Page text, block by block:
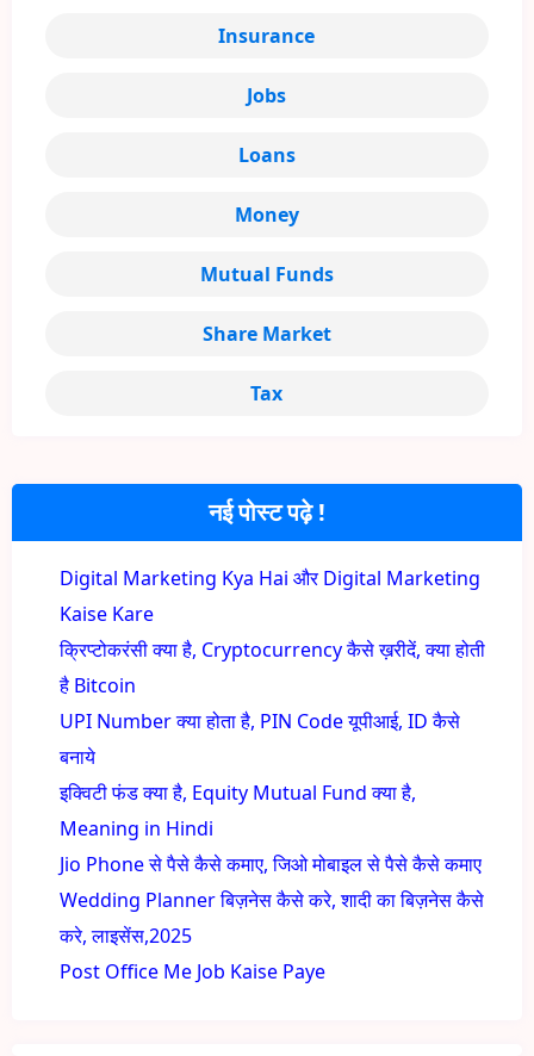
नई पोस्ट पढ़े !
Digital Marketing Kya Hai और Digital Marketing
Kaise Kare
क्रिप्टोकरंसी क्या है, Cryptocurrency कैसे ख़रीदें, क्या होती
है Bitcoin
UPI Number क्या होता है, PIN Code यूपीआई, ID कैसे
बनाये
इक्विटी फंड क्या है, Equity Mutual Fund क्या है,
Meaning in Hindi
Jio Phone से पैसे कैसे कमाए, जिओ मोबाइल से पैसे कैसे कमाए
Wedding Planner बिज़नेस कैसे करे, शादी का बिज़नेस कैसे
करे, लाइसेंस,2025
Post Office Me Job Kaise Paye
Insurance
Jobs
Loans
Money
Mutual Funds
Share Market
Tax